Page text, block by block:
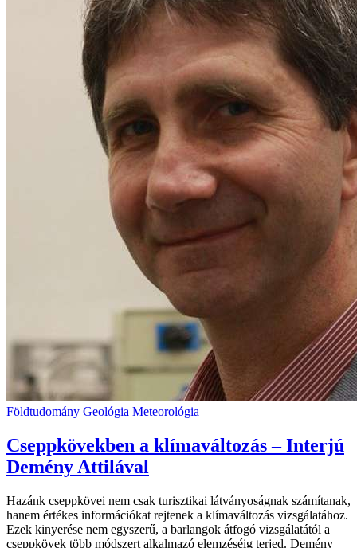
Földtudomány Geológia Meteorológia
Cseppkövekben a klímaváltozás – Interjú
Demény Attilával
Hazánk cseppkövei nem csak turisztikai látványoságnak számítanak,
hanem értékes információkat rejtenek a klímaváltozás vizsgálatához.
Ezek kinyerése nem egyszerű, a barlangok átfogó vizsgálatától a
cseppkövek több módszert alkalmazó elemzéséig terjed. Demény